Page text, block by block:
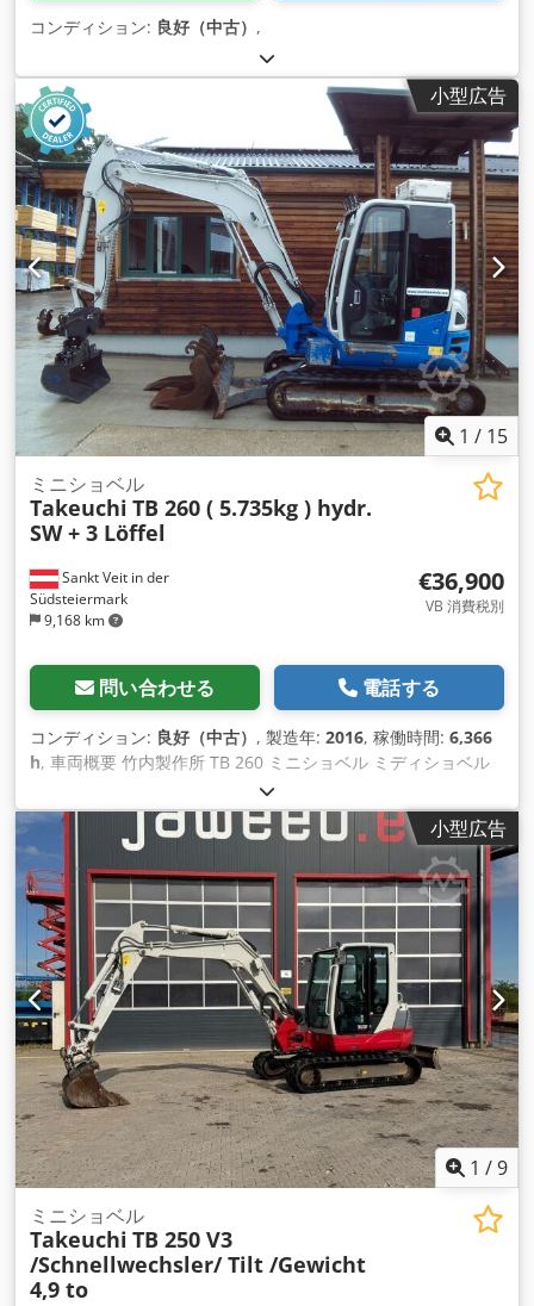
コンディション: 良好（中古） ,
小型広告
1 / 15
Sankt Veit in der
Südsteiermark
9,168 km
ミニショベル
Takeuchi TB 260 ( 5.735kg ) hydr.
SW + 3 Löffel
€36,900
VB 消費税別
問い合わせる 電話する
コンディション: 良好（中古） , 製造年: 2016, 稼働時間: 6,366
h, 車両概要 竹内製作所 TB 260 ミニショベル ミディショベル
2016年 車検カウンター 6,366時間 32.4 KW 5,735 KG - クイッ
クカプラー - 全ライン - バケット2個 - 新型スロープバケット -
クライメートコントロール - 追加ヘッドライト - 着色窓 - すぐ
に使用可能 Chedpfx Amsrynu Es Esa - ボルトとブッシュの遊
びが少ない 販売価格：36,900,-- net 有利な納品も可能です！
小型広告
1 /9
ミニショベル
Takeuchi TB 250 V3
/Schnellwechsler/ Tilt /Gewicht
4,9 to